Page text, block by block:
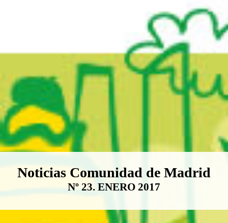
Boletín Noticias Comunidad de
Noticias Comunidad de Madrid
Nº 23. ENERO 2017